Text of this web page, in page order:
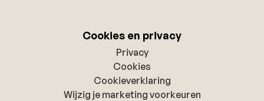
Cookies en privacy
Privacy
Cookies
Cookieverklaring
Wijzig je marketing voorkeuren